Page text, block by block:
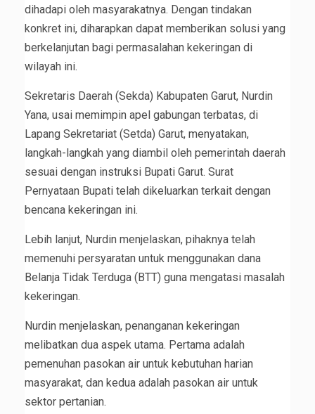
dihadapi oleh masyarakatnya. Dengan tindakan
konkret ini, diharapkan dapat memberikan solusi yang
berkelanjutan bagi permasalahan kekeringan di
wilayah ini.
Sekretaris Daerah (Sekda) Kabupaten Garut, Nurdin
Yana, usai memimpin apel gabungan terbatas, di
Lapang Sekretariat (Setda) Garut, menyatakan,
langkah-langkah yang diambil oleh pemerintah daerah
sesuai dengan instruksi Bupati Garut. Surat
Pernyataan Bupati telah dikeluarkan terkait dengan
bencana kekeringan ini.
Lebih lanjut, Nurdin menjelaskan, pihaknya telah
memenuhi persyaratan untuk menggunakan dana
Belanja Tidak Terduga (BTT) guna mengatasi masalah
kekeringan.
Nurdin menjelaskan, penanganan kekeringan
melibatkan dua aspek utama. Pertama adalah
pemenuhan pasokan air untuk kebutuhan harian
masyarakat, dan kedua adalah pasokan air untuk
sektor pertanian.